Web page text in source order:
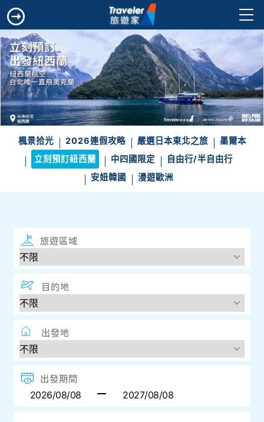
楓景拾光 2026連假攻略 嚴選日本東北之旅
墨爾本
立刻預訂紐西蘭
中四國限定
自由行/半自由行
安妞韓國
漫遊歐洲
旅遊區域
目的地
出發地
出發期間